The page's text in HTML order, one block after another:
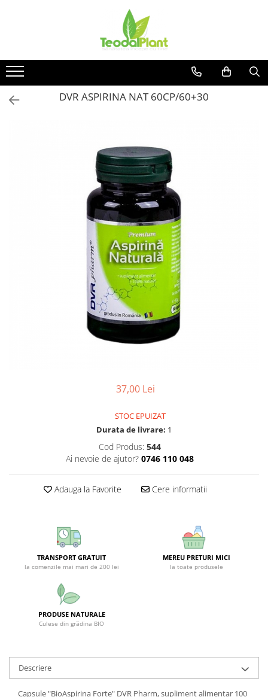
SUPLIMENTE ARTICULATII
ANTIINFLAMATOARE
SUPLIMENTE TONICE
SUPLIMENTE DIVERSE
SUPLIMENTE HORMONALE
SUPLIMENTE CARDIO VASCULARE
HEPATOPROTECTOARE-BILA
SUPLIMENTE MEMORIE SI
SUPLIMENTE POTENȚĂ
SUPLIMENTE PROSTATĂ
SUPLIMENTE SLĂBIRE
SUPLIMENTE SOMN DEPRESIE
SUPLIMENTE COLESTEROL
SUPLIMENTE RĂCEALĂ- APARAT
RESPIRATOR ANTIVIRAL
SUPLIMENTE ANTIOXIDANȚI-
ANTITUMORAL
SUPLIMENTE URO-GENITAL
ANTIPARAZITARE
SUPLIMENTE STOMAC- DIGESTIE-
COLON
COSMETICE FAȚĂ
CREME CORP-MASAJ-MAINI -
CALCAIE
ULEIURI
CEAIURI
DVR ASPIRINA NAT 60CP/60+30
37,00 Lei
STOC EPUIZAT
Durata de livrare: 1
Cod Produs: 544
Ai nevoie de ajutor? 0746 110 048
Adauga la Favorite Cere informatii
TRANSPORT GRATUIT
la comenzile mai mari de 200 lei
MEREU PRETURI MICI
la toate produsele
PRODUSE NATURALE
Culese din grădina BIO
Descriere
Capsule "BioAspirina Forte" DVR Pharm, supliment alimentar 100